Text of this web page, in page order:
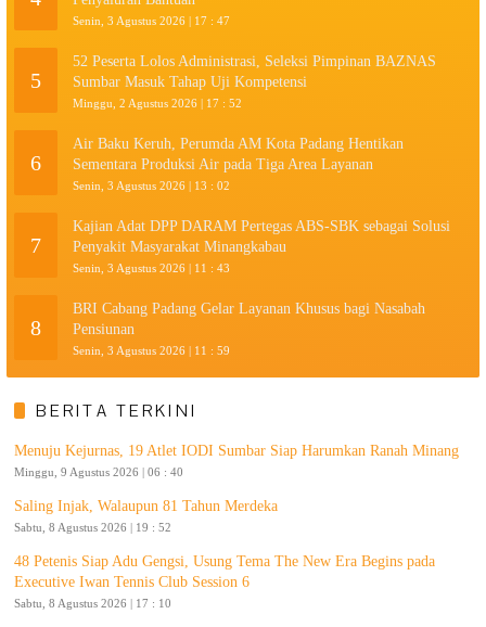
Senin, 3 Agustus 2026 | 17 : 47
5
52 Peserta Lolos Administrasi, Seleksi Pimpinan BAZNAS
Sumbar Masuk Tahap Uji Kompetensi
Minggu, 2 Agustus 2026 | 17 : 52
6
Air Baku Keruh, Perumda AM Kota Padang Hentikan
Sementara Produksi Air pada Tiga Area Layanan
Senin, 3 Agustus 2026 | 13 : 02
7
Kajian Adat DPP DARAM Pertegas ABS-SBK sebagai Solusi
Penyakit Masyarakat Minangkabau
Senin, 3 Agustus 2026 | 11 : 43
8
BRI Cabang Padang Gelar Layanan Khusus bagi Nasabah
Pensiunan
Senin, 3 Agustus 2026 | 11 : 59
BERITA TERKINI
Menuju Kejurnas, 19 Atlet IODI Sumbar Siap Harumkan Ranah Minang
Minggu, 9 Agustus 2026 | 06 : 40
Saling Injak, Walaupun 81 Tahun Merdeka
Sabtu, 8 Agustus 2026 | 19 : 52
48 Petenis Siap Adu Gengsi, Usung Tema The New Era Begins pada
Executive Iwan Tennis Club Session 6
Sabtu, 8 Agustus 2026 | 17 : 10